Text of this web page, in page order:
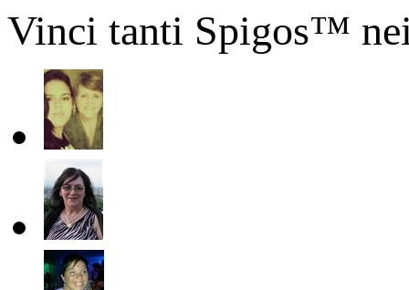
Vinci tanti Spigos™